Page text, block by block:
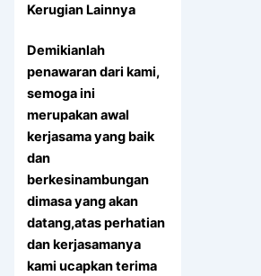
Kerugian Lainnya
Demikianlah
penawaran dari kami,
semoga ini
merupakan awal
kerjasama yang baik
dan
berkesinambungan
dimasa yang akan
datang,atas perhatian
dan kerjasamanya
kami ucapkan terima